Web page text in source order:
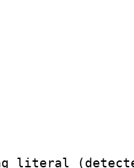
literal